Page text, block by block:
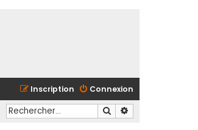
Connexion
Inscription
Rechercher